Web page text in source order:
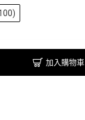
加入購物車